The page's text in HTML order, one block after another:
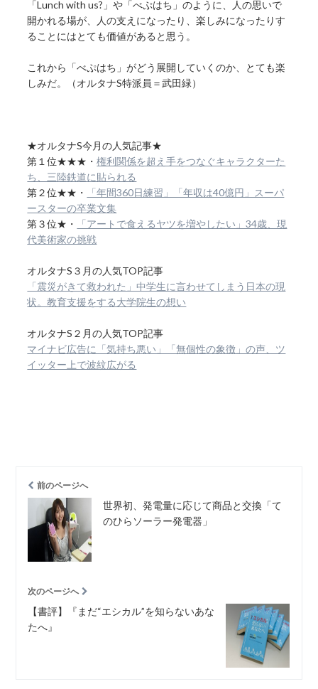
「Lunch with us?」や「べぷはち」のように、人の思いで
開かれる場が、人の支えになったり、楽しみになったりす
ることにはとても価値があると思う。
これから「べぷはち」がどう展開していくのか、とても楽
しみだ。（オルタナS特派員＝武田緑）
★オルタナS今月の人気記事★
第１位★★★・権利関係を超え手をつなぐキャラクターた
ち、三陸鉄道に貼られる
第２位★★・
「年間360日練習」「年収は40億円」スーパ
ースターの卒業文集
第３位★・
「アートで食えるヤツを増やしたい」34歳、現
代美術家の挑戦
オルタナS３月の人気TOP記事
「震災がきて救われた」中学生に言わせてしまう日本の現
状。教育支援をする大学院生の想い
オルタナS２月の人気TOP記事
マイナビ広告に「気持ち悪い」「無個性の象徴」の声、ツ
イッター上で波紋広がる
前のページへ
世界初、発電量に応じて商品と交換「て
のひらソーラー発電器」
次のページへ
【書評】『まだ“エシカル”を知らないあな
たへ』